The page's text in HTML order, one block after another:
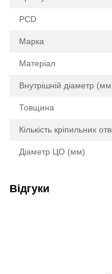
PCD
Марка
Матеріал
Внутрішній діаметр
Товщина
Кількість кріпильних
Діаметр ЦО (мм)
Відгуки